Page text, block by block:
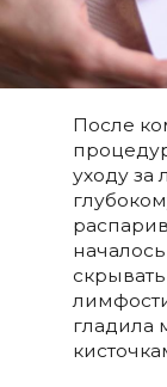
После
уходу за
гладила